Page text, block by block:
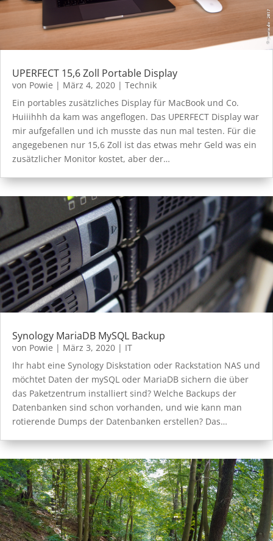
UPERFECT 15,6 Zoll Portable Display
von Powie | März 4, 2020 | Technik
Ein portables zusätzliches Display für MacBook und Co.
Huiiihhh da kam was angeflogen. Das UPERFECT Display war
mir aufgefallen und ich musste das nun mal testen. Für die
angegebenen nur 15,6 Zoll ist das etwas mehr Geld was ein
zusätzlicher Monitor kostet, aber der…
Synology MariaDB MySQL Backup
von Powie | März 3, 2020 | IT
Ihr habt eine Synology Diskstation oder Rackstation NAS und
möchtet Daten der mySQL oder MariaDB sichern die über
das Paketzentrum installiert sind? Welche Backups der
Datenbanken sind schon vorhanden, und wie kann man
rotierende Dumps der Datenbanken erstellen? Das…